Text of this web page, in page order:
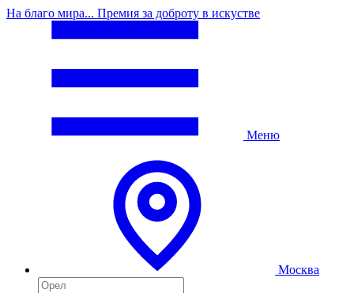
На благо мира... Премия за доброту в искустве
Меню
Москва